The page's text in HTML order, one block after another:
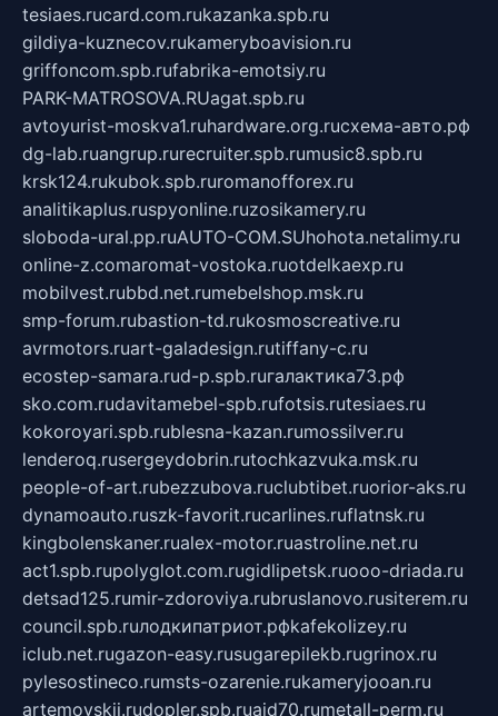
tesiaes.rucard.com.rukazanka.spb.ru
gildiya-kuznecov.rukameryboavision.ru
griffoncom.spb.rufabrika-emotsiy.ru
PARK-MATROSOVA.RUagat.spb.ru
avtoyurist-moskva1.ruhardware.org.ruсхема-авто.рф
dg-lab.ruangrup.rurecruiter.spb.rumusic8.spb.ru
krsk124.rukubok.spb.ruromanofforex.ru
analitikaplus.ruspyonline.ruzosikamery.ru
sloboda-ural.pp.ruAUTO-COM.SUhohota.netalimy.ru
online-z.comaromat-vostoka.ruotdelkaexp.ru
mobilvest.rubbd.net.rumebelshop.msk.ru
smp-forum.rubastion-td.rukosmoscreative.ru
avrmotors.ruart-galadesign.rutiffany-c.ru
ecostep-samara.rud-p.spb.ruгалактика73.рф
sko.com.rudavitamebel-spb.rufotsis.rutesiaes.ru
kokoroyari.spb.rublesna-kazan.rumossilver.ru
lenderoq.rusergeydobrin.rutochkazvuka.msk.ru
people-of-art.rubezzubova.ruclubtibet.ruorior-aks.ru
dynamoauto.ruszk-favorit.rucarlines.ruflatnsk.ru
kingbolenskaner.rualex-motor.ruastroline.net.ru
act1.spb.rupolyglot.com.rugidlipetsk.ruooo-driada.ru
detsad125.rumir-zdoroviya.rubruslanovo.rusiterem.ru
council.spb.ruлодкипатриот.рфkafekolizey.ru
iclub.net.rugazon-easy.rusugarepilekb.rugrinox.ru
pylesostineco.rumsts-ozarenie.rukameryjooan.ru
artemovskij.rudopler.spb.ruaid70.rumetall-perm.ru